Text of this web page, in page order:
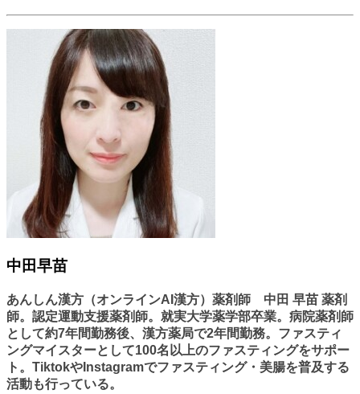
中田早苗
あんしん漢方（オンラインAI漢方）薬剤師 中田 早苗 薬剤
師。認定運動支援薬剤師。就実大学薬学部卒業。病院薬剤師
として約7年間勤務後、漢方薬局で2年間勤務。ファスティ
ングマイスターとして100名以上のファスティングをサポー
ト。TiktokやInstagramでファスティング・美腸を普及する
活動も行っている。